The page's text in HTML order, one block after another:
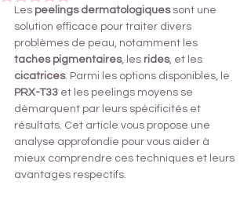
Les peelings dermatologiques sont une
solution efficace pour traiter divers
problèmes de peau, notamment les
taches pigmentaires, les rides, et les
cicatrices. Parmi les options disponibles, le
PRX-T33 et les peelings moyens se
démarquent par leurs spécificités et
résultats. Cet article vous propose une
analyse approfondie pour vous aider à
mieux comprendre ces techniques et leurs
avantages respectifs.